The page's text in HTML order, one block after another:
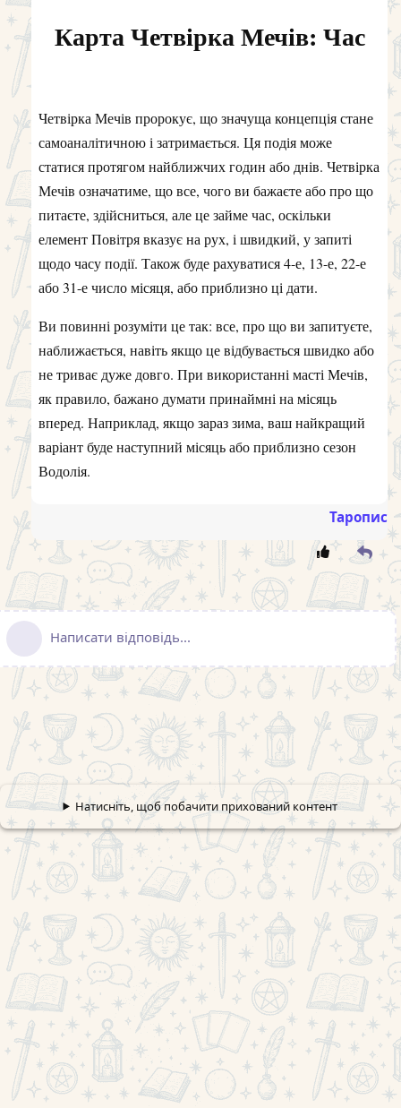
Карта Четвірка Мечів: Час
Четвірка Мечів пророкує, що значуща концепція стане
самоаналітичною і затримається. Ця подія може
статися протягом найближчих годин або днів. Четвірка
Мечів означатиме, що все, чого ви бажаєте або про що
питаєте, здійсниться, але це займе час, оскільки
елемент Повітря вказує на рух, і швидкий, у запиті
щодо часу події. Також буде рахуватися 4-е, 13-е, 22-е
або 31-е число місяця, або приблизно ці дати.
Ви повинні розуміти це так: все, про що ви запитуєте,
наближається, навіть якщо це відбувається швидко або
не триває дуже довго. При використанні масті Мечів,
як правило, бажано думати принаймні на місяць
вперед. Наприклад, якщо зараз зима, ваш найкращий
варіант буде наступний місяць або приблизно сезон
Водолія.
Таропис
Написати відповідь...
Натисніть, щоб побачити прихований контент